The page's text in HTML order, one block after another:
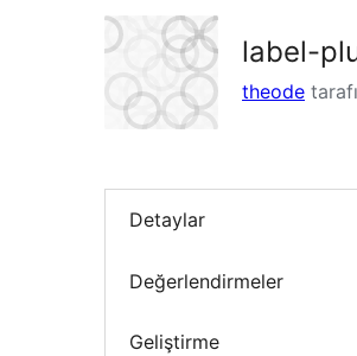
label-
theode
Detaylar
Değerlendirmeler
Geliştirme